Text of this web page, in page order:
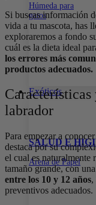
Húmeda para
gatos
Exóticos
SALUD E
Arena de Papel
Si buscas información
vida a tu mascota, has
exploraremos a fondo
cuál es la dieta ideal
los errores más
productos adecuados.
labrador
Para empezar a conocer
destaca por su
el cual es naturalmente
tamaño grande, con una
entre los 10 y 12 años,
preventivos adecuados.